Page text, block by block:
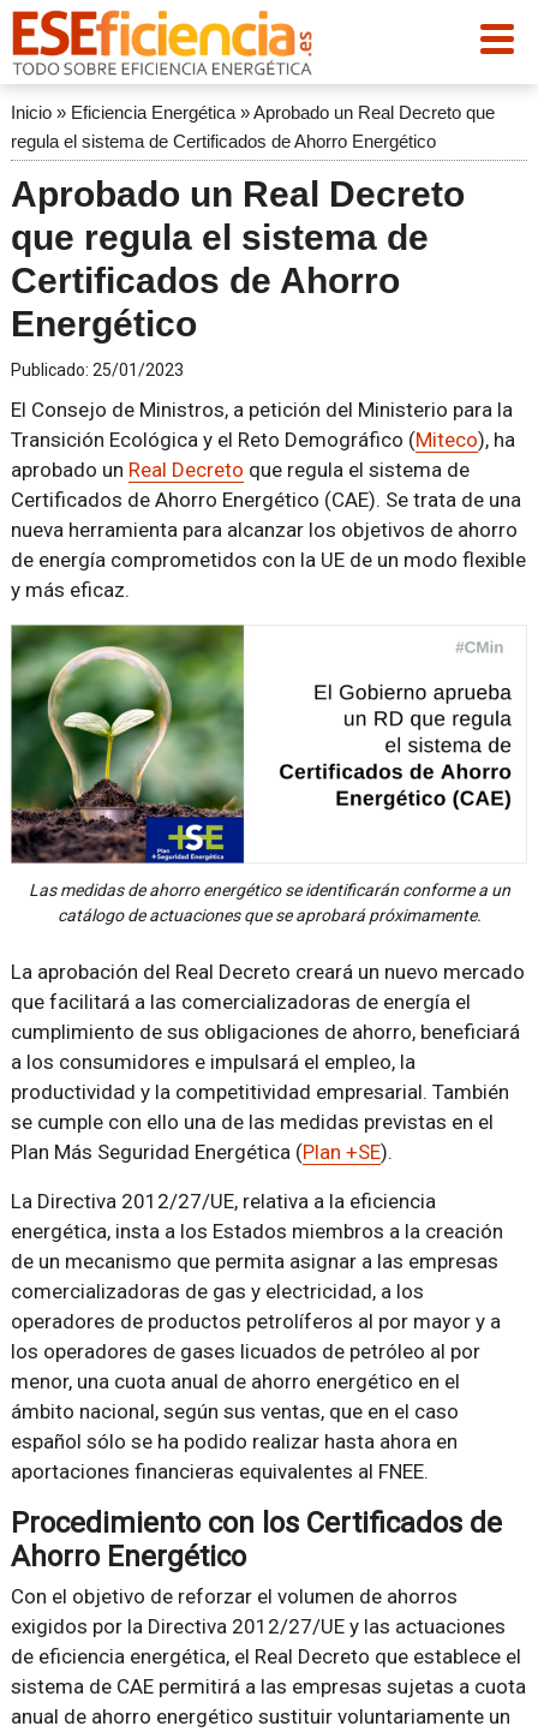
Inicio» Eficiencia Energética»Aprobado un Real Decreto que
regula el sistema de Certificados de Ahorro Energético
Aprobado un Real Decreto
que regula el sistema de
Certificados de Ahorro
Energético
Publicado: 25/01/2023
El Consejo de Ministros, a petición del Ministerio para la
Transición Ecológica y el Reto Demográfico (Miteco), ha
aprobado un Real Decreto que regula el sistema de
Certificados de Ahorro Energético (CAE). Se trata de una
nueva herramienta para alcanzar los objetivos de ahorro
de energía comprometidos con la UE de un modo flexible
y más eficaz.
Las medidas de ahorro energético se identificarán conforme a un
catálogo de actuaciones que se aprobará próximamente.
La aprobación del Real Decreto creará un nuevo mercado
que facilitará a las comercializadoras de energía el
cumplimiento de sus obligaciones de ahorro, beneficiará
a los consumidores e impulsará el empleo, la
productividad y la competitividad empresarial. También
se cumple con ello una de las medidas previstas en el
Plan Más Seguridad Energética (Plan +SE).
La Directiva 2012/27/UE, relativa a la eficiencia
energética, insta a los Estados miembros a la creación
de un mecanismo que permita asignar a las empresas
comercializadoras de gas y electricidad, a los
operadores de productos petrolíferos al por mayor y a
los operadores de gases licuados de petróleo al por
menor, una cuota anual de ahorro energético en el
ámbito nacional, según sus ventas, que en el caso
español sólo se ha podido realizar hasta ahora en
aportaciones financieras equivalentes al FNEE.
Procedimiento con los Certificados de
Ahorro Energético
Con el objetivo de reforzar el volumen de ahorros
exigidos por la Directiva 2012/27/UE y las actuaciones
de eficiencia energética, el Real Decreto que establece el
sistema de CAE permitirá a las empresas sujetas a cuota
anual de ahorro energético sustituir voluntariamente un